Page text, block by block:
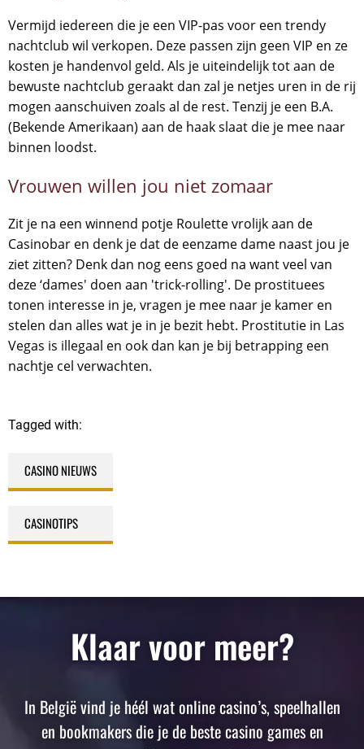
Vermijd iedereen die je een VIP-pas voor een trendy
nachtclub wil verkopen. Deze passen zijn geen VIP en ze
kosten je handenvol geld. Als je uiteindelijk tot aan de
bewuste nachtclub geraakt dan zal je netjes uren in de rij
mogen aanschuiven zoals al de rest. Tenzij je een B.A.
(Bekende Amerikaan) aan de haak slaat die je mee naar
binnen loodst.
Vrouwen willen jou niet zomaar
Zit je na een winnend potje Roulette vrolijk aan de
Casinobar en denk je dat de eenzame dame naast jou je
ziet zitten? Denk dan nog eens goed na want veel van
deze ‘dames' doen aan 'trick-rolling'. De prostituees
tonen interesse in je, vragen je mee naar je kamer en
stelen dan alles wat je in je bezit hebt. Prostitutie in Las
Vegas is illegaal en ook dan kan je bij betrapping een
nachtje cel verwachten.
Tagged with:
CASINO NIEUWS
CASINOTIPS
Klaar voor meer?
In België vind je héél wat online casino’s, speelhallen
en bookmakers die je de beste casino games en